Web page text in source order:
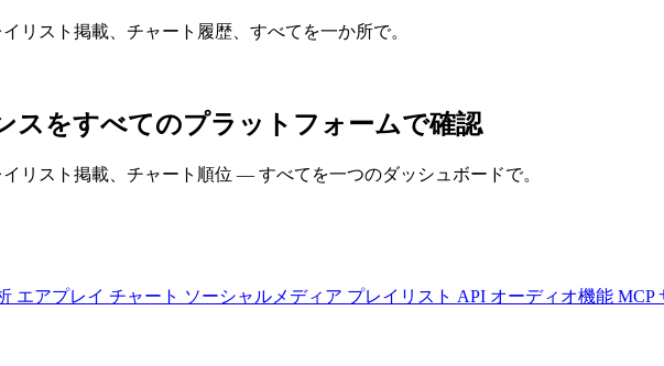
リスト掲載、チャート履歴、すべてを一か所で。
スをすべてのプラットフォームで確認
リスト掲載、チャート順位 — すべてを一つのダッシュボードで。
エアプレイ チャート ソーシャルメディア プレイリスト API オーディオ機能 MCP